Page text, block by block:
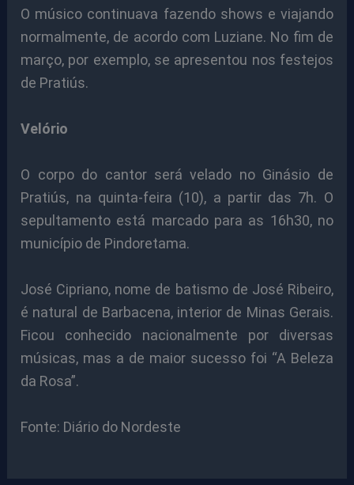
O músico continuava fazendo shows e viajando
normalmente, de acordo com Luziane. No fim de
março, por exemplo, se apresentou nos festejos
de Pratiús.
Velório
O corpo do cantor será velado no Ginásio de
Pratiús, na quinta-feira (10), a partir das 7h. O
sepultamento está marcado para as 16h30, no
município de Pindoretama.
José Cipriano, nome de batismo de José Ribeiro,
é natural de Barbacena, interior de Minas Gerais.
Ficou conhecido nacionalmente por diversas
músicas, mas a de maior sucesso foi “A Beleza
da Rosa”.
Fonte: Diário do Nordeste